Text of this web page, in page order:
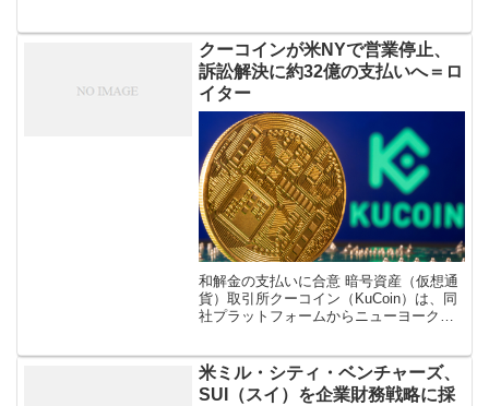
の増額を6月19日に発表した。 マッ […]
クーコインが米NYで営業停止、
訴訟解決に約32億の支払いへ＝ロ
イター
和解金の支払いに合意 暗号資産（仮想通
貨）取引所クーコイン（KuCoin）は、同
社プラットフォームからニューヨークの
32億）を支払うことに合意し […]
米ミル・シティ・ベンチャーズ、
SUI（スイ）を企業財務戦略に採